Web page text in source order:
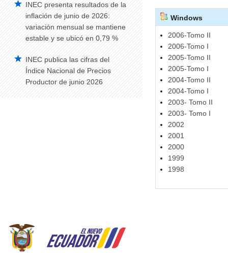
Vehículos Matriculados
Siniestros de Tránsito
Siniestros de tránsito trimestral
Vehículos Matriculados – Serie Histórica
2008-2014
Construcción
INEC presenta resultados de la
inflación de junio de 2026:
variación mensual se mantiene
estable y se ubicó en 0,79 %
INEC publica las cifras del
Índice Nacional de Precios
Productor de junio 2026
Windows
2006-Tomo II
2006-Tomo I
2005-Tomo II
2005-Tomo I
2004-Tomo II
2004-Tomo I
2003- Tomo II
2003- Tomo I
2002
2001
2000
1999
1998